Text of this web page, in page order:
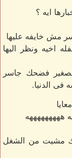
ايه ؟
مش خايفه عليها
اخيه ونظر اليها
فضحك جاسر
فى الدنيا.
هههههههههه
مشيت من الشغل